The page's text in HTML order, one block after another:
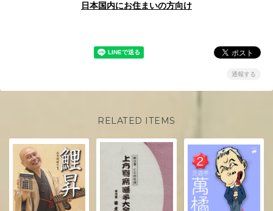
日本国内にお住まいの方向け
通報する
RELATED ITEMS